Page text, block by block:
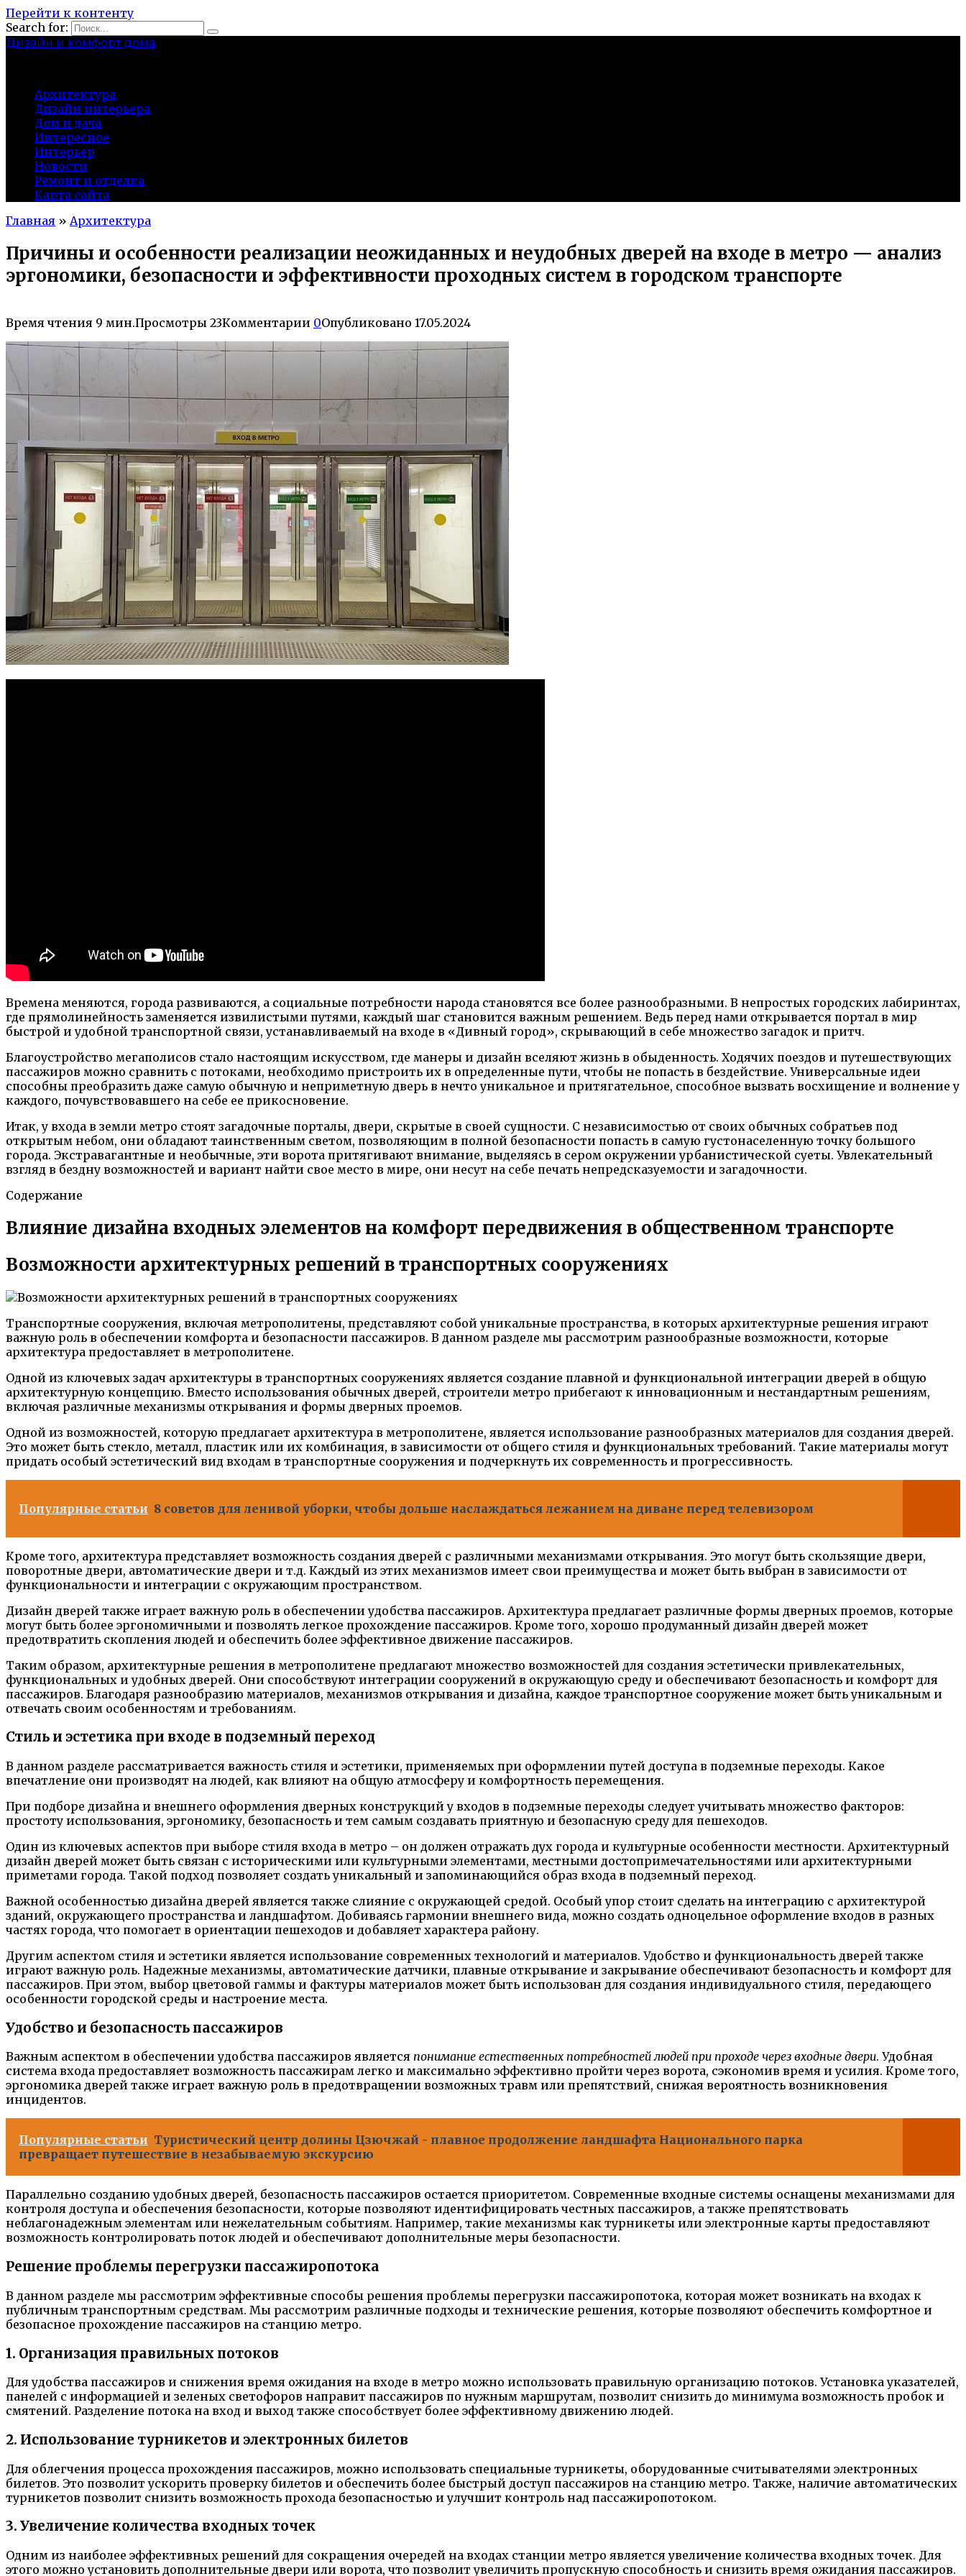
Перейти к контенту
Search for:
Дизайн и комфорт дома
Архитектура
Дизайн интерьера
Дом и дача
Интересное
Интерьер
Новости
Ремонт и отделка
Карта сайта
Главная » Архитектура
Причины и особенности реализации неожиданных и неудобных дверей на входе в метро — анализ
эргономики, безопасности и эффективности проходных систем в городском транспорте
Время чтения 9 мин.Просмотры 23Комментарии 0Опубликовано 17.05.2024
Времена меняются, города развиваются, а социальные потребности народа становятся все более разнообразными. В непростых городских лабиринтах,
где прямолинейность заменяется извилистыми путями, каждый шаг становится важным решением. Ведь перед нами открывается портал в мир
быстрой и удобной транспортной связи, устанавливаемый на входе в «Дивный город», скрывающий в себе множество загадок и притч.
Благоустройство мегаполисов стало настоящим искусством, где манеры и дизайн вселяют жизнь в обыденность. Ходячих поездов и путешествующих
пассажиров можно сравнить с потоками, необходимо пристроить их в определенные пути, чтобы не попасть в бездействие. Универсальные идеи
способны преобразить даже самую обычную и неприметную дверь в нечто уникальное и притягательное, способное вызвать восхищение и волнение у
каждого, почувствовавшего на себе ее прикосновение.
Итак, у входа в земли метро стоят загадочные порталы, двери, скрытые в своей сущности. С независимостью от своих обычных собратьев под
открытым небом, они обладают таинственным светом, позволяющим в полной безопасности попасть в самую густонаселенную точку большого
города. Экстравагантные и необычные, эти ворота притягивают внимание, выделяясь в сером окружении урбанистической суеты. Увлекательный
взгляд в бездну возможностей и вариант найти свое место в мире, они несут на себе печать непредсказуемости и загадочности.
Содержание
Влияние дизайна входных элементов на комфорт передвижения в общественном транспорте
Возможности архитектурных решений в транспортных сооружениях
Транспортные сооружения, включая метрополитены, представляют собой уникальные пространства, в которых архитектурные решения играют
важную роль в обеспечении комфорта и безопасности пассажиров. В данном разделе мы рассмотрим разнообразные возможности, которые
архитектура предоставляет в метрополитене.
Одной из ключевых задач архитектуры в транспортных сооружениях является создание плавной и функциональной интеграции дверей в общую
архитектурную концепцию. Вместо использования обычных дверей, строители метро прибегают к инновационным и нестандартным решениям,
включая различные механизмы открывания и формы дверных проемов.
Одной из возможностей, которую предлагает архитектура в метрополитене, является использование разнообразных материалов для создания дверей.
Это может быть стекло, металл, пластик или их комбинация, в зависимости от общего стиля и функциональных требований. Такие материалы могут
придать особый эстетический вид входам в транспортные сооружения и подчеркнуть их современность и прогрессивность.
Популярные статьи 8 советов для ленивой уборки, чтобы дольше наслаждаться лежанием на диване перед телевизором
Кроме того, архитектура представляет возможность создания дверей с различными механизмами открывания. Это могут быть скользящие двери,
поворотные двери, автоматические двери и т.д. Каждый из этих механизмов имеет свои преимущества и может быть выбран в зависимости от
функциональности и интеграции с окружающим пространством.
Дизайн дверей также играет важную роль в обеспечении удобства пассажиров. Архитектура предлагает различные формы дверных проемов, которые
могут быть более эргономичными и позволять легкое прохождение пассажиров. Кроме того, хорошо продуманный дизайн дверей может
предотвратить скопления людей и обеспечить более эффективное движение пассажиров.
Таким образом, архитектурные решения в метрополитене предлагают множество возможностей для создания эстетически привлекательных,
функциональных и удобных дверей. Они способствуют интеграции сооружений в окружающую среду и обеспечивают безопасность и комфорт для
пассажиров. Благодаря разнообразию материалов, механизмов открывания и дизайна, каждое транспортное сооружение может быть уникальным и
отвечать своим особенностям и требованиям.
Стиль и эстетика при входе в подземный переход
В данном разделе рассматривается важность стиля и эстетики, применяемых при оформлении путей доступа в подземные переходы. Какое
впечатление они производят на людей, как влияют на общую атмосферу и комфортность перемещения.
При подборе дизайна и внешнего оформления дверных конструкций у входов в подземные переходы следует учитывать множество факторов:
простоту использования, эргономику, безопасность и тем самым создавать приятную и безопасную среду для пешеходов.
Один из ключевых аспектов при выборе стиля входа в метро – он должен отражать дух города и культурные особенности местности. Архитектурный
дизайн дверей может быть связан с историческими или культурными элементами, местными достопримечательностями или архитектурными
приметами города. Такой подход позволяет создать уникальный и запоминающийся образ входа в подземный переход.
Важной особенностью дизайна дверей является также слияние с окружающей средой. Особый упор стоит сделать на интеграцию с архитектурой
зданий, окружающего пространства и ландшафтом. Добиваясь гармонии внешнего вида, можно создать одноцельное оформление входов в разных
частях города, что помогает в ориентации пешеходов и добавляет характера району.
Другим аспектом стиля и эстетики является использование современных технологий и материалов. Удобство и функциональность дверей также
играют важную роль. Надежные механизмы, автоматические датчики, плавные открывание и закрывание обеспечивают безопасность и комфорт для
пассажиров. При этом, выбор цветовой гаммы и фактуры материалов может быть использован для создания индивидуального стиля, передающего
особенности городской среды и настроение места.
Удобство и безопасность пассажиров
Важным аспектом в обеспечении удобства пассажиров является понимание естественных потребностей людей при проходе через входные двери. Удобная
система входа предоставляет возможность пассажирам легко и максимально эффективно пройти через ворота, сэкономив время и усилия. Кроме того,
эргономика дверей также играет важную роль в предотвращении возможных травм или препятствий, снижая вероятность возникновения
инцидентов.
Популярные статьи Туристический центр долины Цзючжай - плавное продолжение ландшафта Национального парка
превращает путешествие в незабываемую экскурсию
Параллельно созданию удобных дверей, безопасность пассажиров остается приоритетом. Современные входные системы оснащены механизмами для
контроля доступа и обеспечения безопасности, которые позволяют идентифицировать честных пассажиров, а также препятствовать
неблагонадежным элементам или нежелательным событиям. Например, такие механизмы как турникеты или электронные карты предоставляют
возможность контролировать поток людей и обеспечивают дополнительные меры безопасности.
Решение проблемы перегрузки пассажиропотока
В данном разделе мы рассмотрим эффективные способы решения проблемы перегрузки пассажиропотока, которая может возникать на входах к
публичным транспортным средствам. Мы рассмотрим различные подходы и технические решения, которые позволяют обеспечить комфортное и
безопасное прохождение пассажиров на станцию метро.
1. Организация правильных потоков
Для удобства пассажиров и снижения время ожидания на входе в метро можно использовать правильную организацию потоков. Установка указателей,
панелей с информацией и зеленых светофоров направит пассажиров по нужным маршрутам, позволит снизить до минимума возможность пробок и
смятений. Разделение потока на вход и выход также способствует более эффективному движению людей.
2. Использование турникетов и электронных билетов
Для облегчения процесса прохождения пассажиров, можно использовать специальные турникеты, оборудованные считывателями электронных
билетов. Это позволит ускорить проверку билетов и обеспечить более быстрый доступ пассажиров на станцию метро. Также, наличие автоматических
турникетов позволит снизить возможность прохода безопасностью и улучшит контроль над пассажиропотоком.
3. Увеличение количества входных точек
Одним из наиболее эффективных решений для сокращения очередей на входах станции метро является увеличение количества входных точек. Для
этого можно установить дополнительные двери или ворота, что позволит увеличить пропускную способность и снизить время ожидания пассажиров.